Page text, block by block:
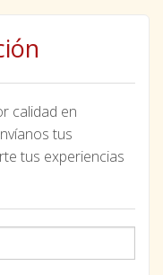
calidad en
tus
tus experiencias